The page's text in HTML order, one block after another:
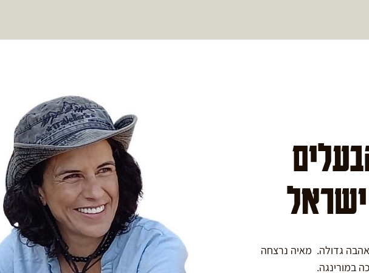
ישראל
גדולה. מאיה נרצחה